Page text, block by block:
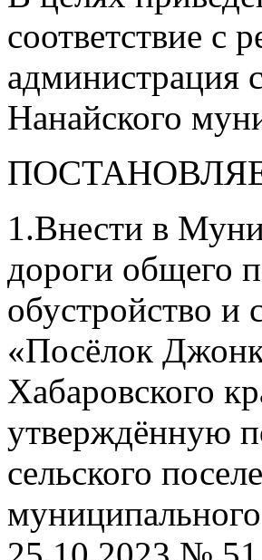
соответствие с
администрация
Нанайского
1.Внести в
дороги общего
обустройство и
«Посёлок
Хабаровского
утверждённую
сельского